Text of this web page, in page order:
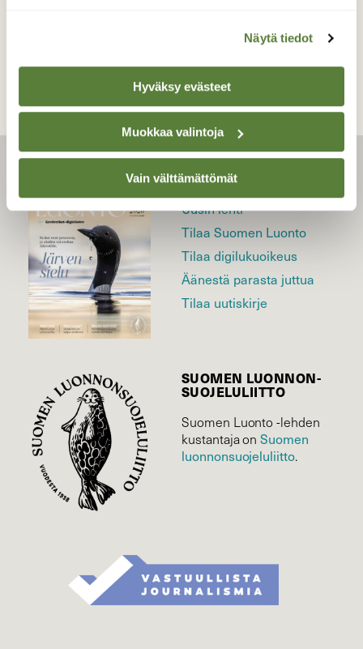
Näytä tiedot
Hyväksy evästeet
Muokkaa valintoja
Vain välttämättömät
LEHTI
Uusin lehti
Tilaa Suomen Luonto
Tilaa digilukuoikeus
Äänestä parasta juttua
Tilaa uutiskirje
SUOMEN LUONNON­
SUOJELU­LIITTO
Suomen Luonto -lehden
kustantaja onSuomen
luonnonsuojelu­liitto.